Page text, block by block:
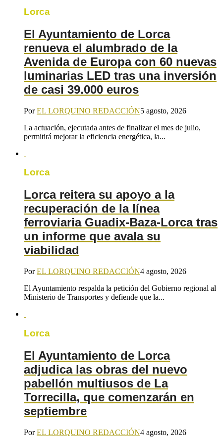
Lorca
El Ayuntamiento de Lorca
renueva el alumbrado de la
Avenida de Europa con 60 nuevas
luminarias LED tras una inversión
de casi 39.000 euros
PorEL LORQUINO REDACCIÓN5 agosto, 2026
La actuación, ejecutada antes de finalizar el mes de julio,
permitirá mejorar la eficiencia energética, la...
Lorca
Lorca reitera su apoyo a la
recuperación de la línea
ferroviaria Guadix-Baza-Lorca tras
un informe que avala su
viabilidad
PorEL LORQUINO REDACCIÓN4 agosto, 2026
El Ayuntamiento respalda la petición del Gobierno regional al
Ministerio de Transportes y defiende que la...
Lorca
El Ayuntamiento de Lorca
adjudica las obras del nuevo
pabellón multiusos de La
Torrecilla, que comenzarán en
septiembre
PorEL LORQUINO REDACCIÓN4 agosto, 2026